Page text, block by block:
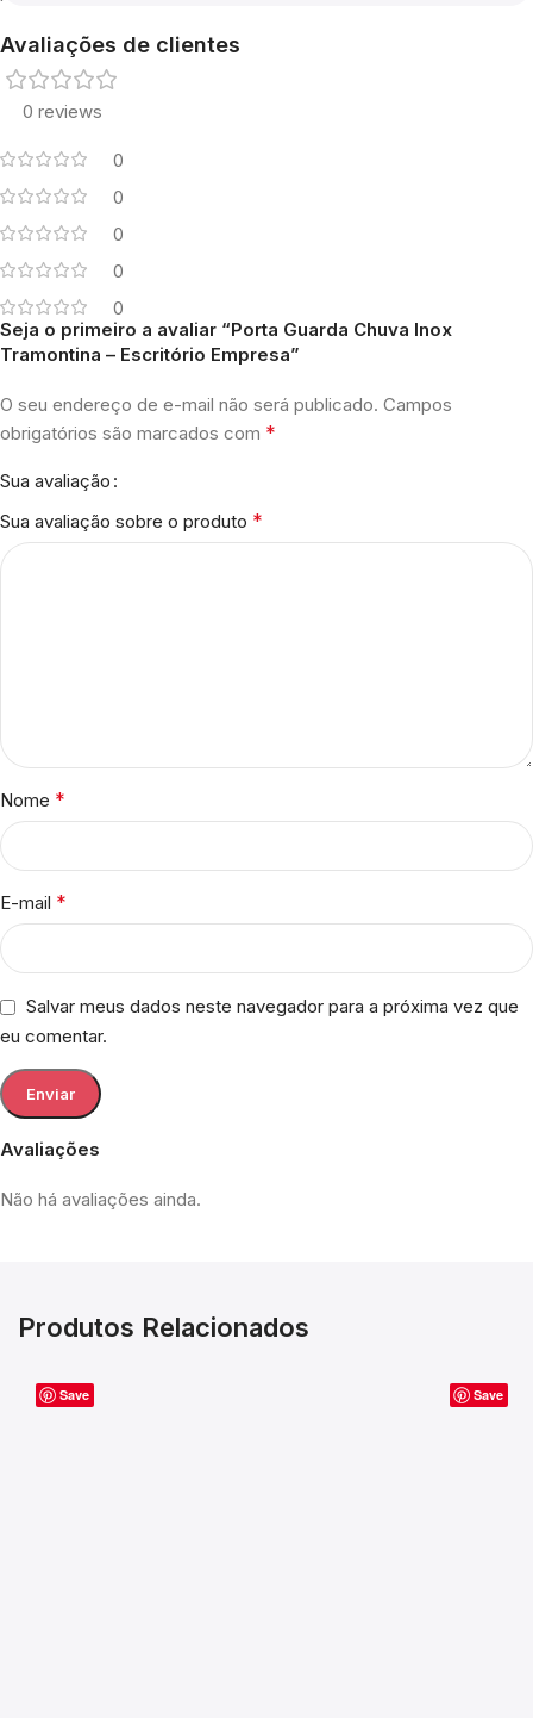
Avaliações de clientes
0 reviews
0
0
0
0
0
Avaliações
Não há avaliações ainda.
Seja o primeiro a avaliar “Porta Guarda Chuva Inox
Tramontina – Escritório Empresa”
O seu endereço de e-mail não será publicado. Campos
obrigatórios são marcados com *
Sua avaliação
Sua avaliação sobre o produto *
Nome *
E-mail *
Salvar meus dados neste navegador para a próxima vez que
eu comentar.
Produtos Relacionados
Save Save